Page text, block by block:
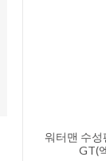
워터맨 수성
GT(